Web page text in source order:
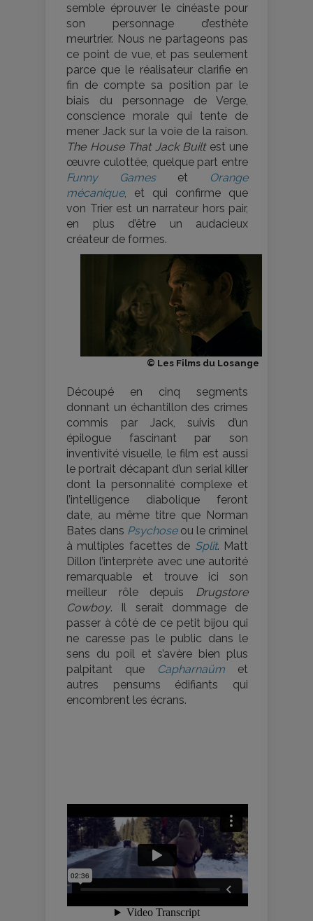
semble éprouver le cinéaste pour
son personnage d’esthète
meurtrier. Nous ne partageons pas
ce point de vue, et pas seulement
parce que le réalisateur clarifie en
fin de compte sa position par le
biais du personnage de Verge,
conscience morale qui tente de
mener Jack sur la voie de la raison.
The House That Jack Builtest une
œuvre culottée, quelque part entre
Funny Gameset
Orange
mécanique, et qui confirme que
von Trier est un narrateur hors pair,
en plus d’être un audacieux
créateur de formes.
© Les Films du Losange
Découpé en cinq segments
donnant un échantillon des crimes
commis par Jack, suivis d’un
épilogue fascinant par son
inventivité visuelle, le film est aussi
le portrait décapant d’un serial killer
dont la personnalité complexe et
l’intelligence diabolique feront
date, au même titre que Norman
Bates dans Psychoseou le criminel
à multiples facettes de Split. Matt
Dillon l’interprète avec une autorité
remarquable et trouve ici son
meilleur rôle depuis Drugstore
Cowboy. Il serait dommage de
passer à côté de ce petit bijou qui
ne caresse pas le public dans le
sens du poil et s’avère bien plus
palpitant que
Capharnaüm et
autres pensums édifiants qui
encombrent les écrans.